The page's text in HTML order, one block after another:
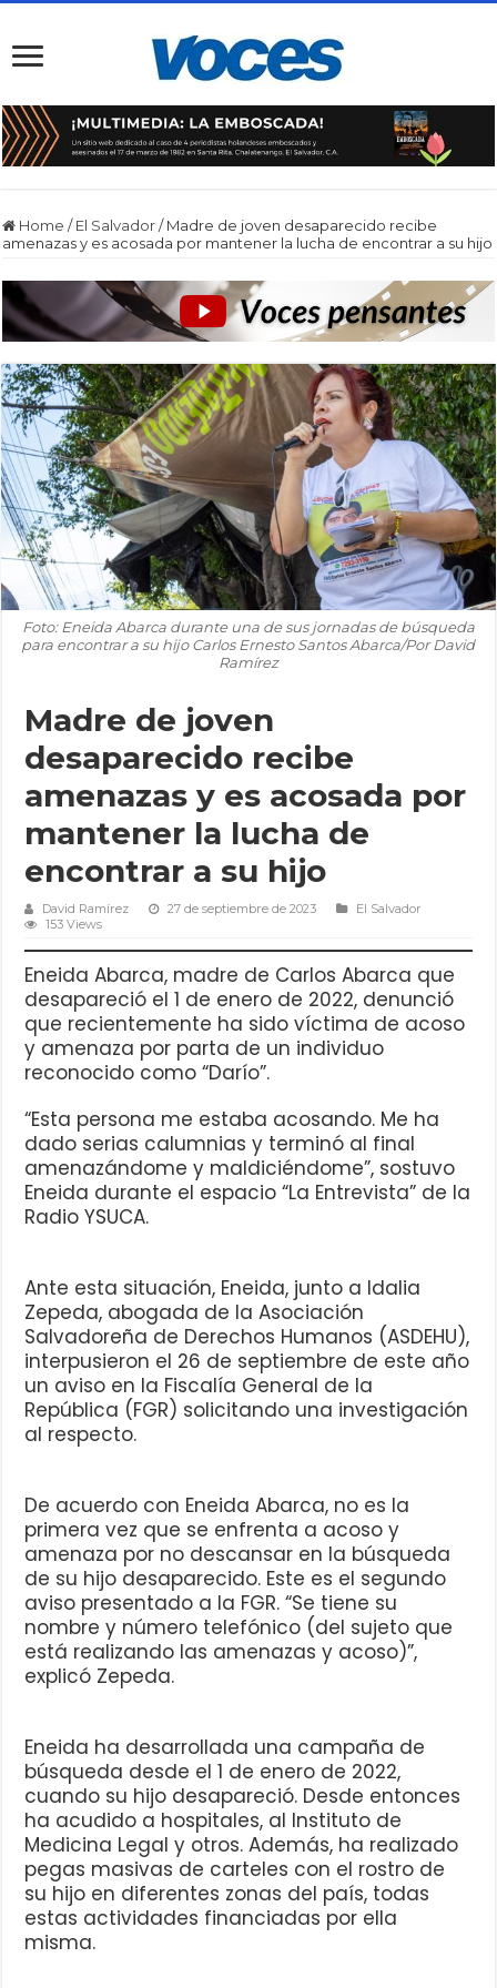
Home / El Salvador / Madre de joven desaparecido recibe
amenazas y es acosada por mantener la lucha de encontrar a su hijo
Foto: Eneida Abarca durante una de sus jornadas de búsqueda
para encontrar a su hijo Carlos Ernesto Santos Abarca/Por David
Ramírez
Madre de joven
desaparecido recibe
amenazas y es acosada por
mantener la lucha de
encontrar a su hijo
David Ramírez 27 de septiembre de 2023
El Salvador
153 Views
Eneida Abarca, madre de Carlos Abarca que
desapareció el 1 de enero de 2022, denunció
que recientemente ha sido víctima de acoso
y amenaza por parta de un individuo
reconocido como “Darío”.
“Esta persona me estaba acosando. Me ha
dado serias calumnias y terminó al final
amenazándome y maldiciéndome”, sostuvo
Eneida durante el espacio “La Entrevista” de la
Radio YSUCA.
Ante esta situación, Eneida, junto a Idalia
Zepeda, abogada de la Asociación
Salvadoreña de Derechos Humanos (ASDEHU),
interpusieron el 26 de septiembre de este año
un aviso en la Fiscalía General de la
República (FGR) solicitando una investigación
al respecto.
De acuerdo con Eneida Abarca, no es la
primera vez que se enfrenta a acoso y
amenaza por no descansar en la búsqueda
de su hijo desaparecido. Este es el segundo
aviso presentado a la FGR. “Se tiene su
nombre y número telefónico (del sujeto que
está realizando las amenazas y acoso)”,
explicó Zepeda.
Eneida ha desarrollada una campaña de
búsqueda desde el 1 de enero de 2022,
cuando su hijo desapareció. Desde entonces
ha acudido a hospitales, al Instituto de
Medicina Legal y otros. Además, ha realizado
pegas masivas de carteles con el rostro de
su hijo en diferentes zonas del país, todas
estas actividades financiadas por ella
misma.